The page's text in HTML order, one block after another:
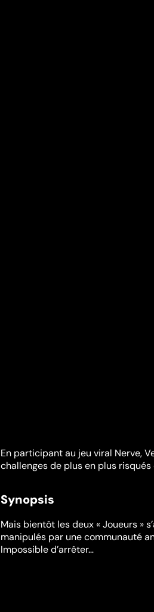
En participant au jeu viral Nerve,
challenges de plus en plus
Synopsis
Mais bientôt les deux « Joueurs »
manipulés par une communauté
Impossible d’arrêter…